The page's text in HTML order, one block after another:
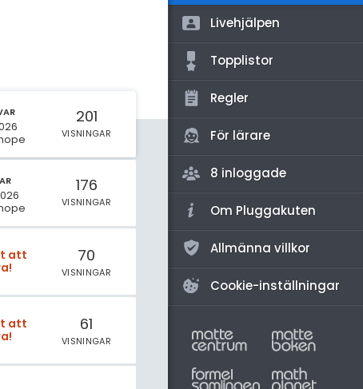
201
VISNINGAR
176
VISNINGAR
att
70
VISNINGAR
att
61
VISNINGAR
Livehjälpen
Topplistor
Regler
För lärare
8 inloggade
Om Pluggakuten
Allmänna villkor
Cookie-inställningar
ämnen
diskussioner